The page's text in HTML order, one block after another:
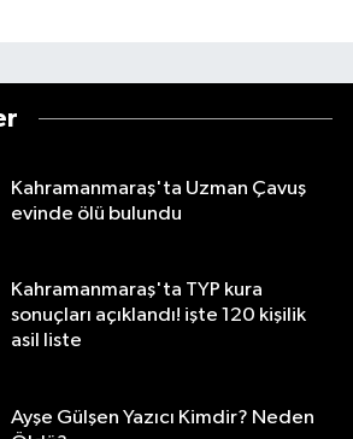
Kahramanmaraş'ta Uzman Çavuş
evinde ölü bulundu
Kahramanmaraş'ta TYP kura
sonuçları açıklandı! işte 120 kişilik
asil liste
Ayşe Gülşen Yazıcı Kimdir? Neden